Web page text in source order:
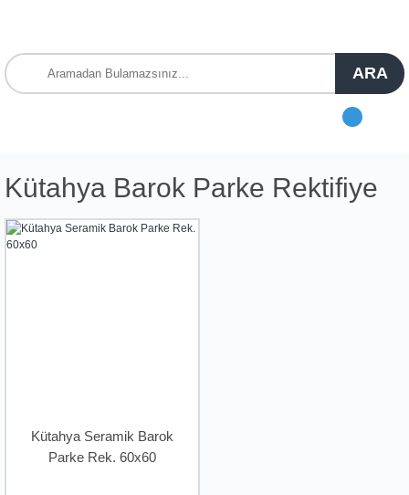
ARA
Kütahya Barok Parke Rektifiye
Kütahya Seramik Barok
Parke Rek. 60x60